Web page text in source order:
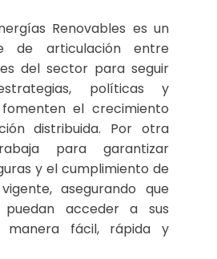
Renovables es un
de articulación entre
del sector para seguir
políticas y
el crecimiento
distribuida. Por otra
para garantizar
y el cumplimiento de
asegurando que
puedan acceder a sus
manera fácil, rápida y